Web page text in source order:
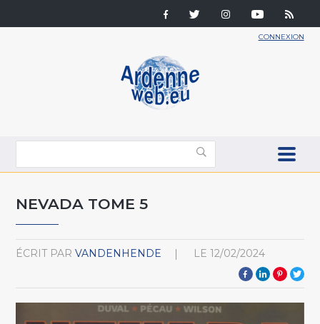
CONNEXION
NEVADA TOME 5
ÉCRIT PAR VANDENHENDE LE 12/02/2024